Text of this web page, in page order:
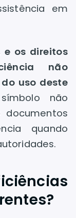
em
e os direitos
não
uso deste
não
quando